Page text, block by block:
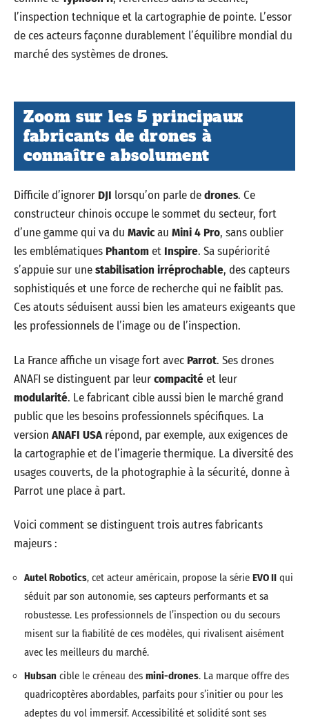
l’inspection technique et la cartographie de pointe. L’essor
de ces acteurs façonne durablement l’équilibre mondial du
marché des systèmes de drones.
Zoom sur les 5 principaux
fabricants de drones à
connaître absolument
Difficile d’ignorer DJI lorsqu’on parle dedrones. Ce
constructeur chinois occupe le sommet du secteur, fort
d’une gamme qui va du Mavicau Mini 4 Pro, sans oublier
les emblématiques Phantomet Inspire. Sa supériorité
s’appuie sur unestabilisation irréprochable, des capteurs
sophistiqués et une force de recherche qui ne faiblit pas.
Ces atouts séduisent aussi bien les amateurs exigeants que
les professionnels de l’image ou de l’inspection.
La France affiche un visage fort avec Parrot. Ses drones
ANAFI se distinguent par leurcompacitéet leur
modularité. Le fabricant cible aussi bien le marché grand
public que les besoins professionnels spécifiques. La
version ANAFI USArépond, par exemple, aux exigences de
la cartographie et de l’imagerie thermique. La diversité des
usages couverts, de la photographie à la sécurité, donne à
Parrot une place à part.
Voici comment se distinguent trois autres fabricants
majeurs :
Autel Robotics, cet acteur américain, propose la série EVO II qui
séduit par son autonomie, ses capteurs performants et sa
robustesse. Les professionnels de l’inspection ou du secours
misent sur la fiabilité de ces modèles, qui rivalisent aisément
avec les meilleurs du marché.
Hubsan cible le créneau des mini-drones. La marque offre des
quadricoptères abordables, parfaits pour s’initier ou pour les
adeptes du vol immersif. Accessibilité et solidité sont ses